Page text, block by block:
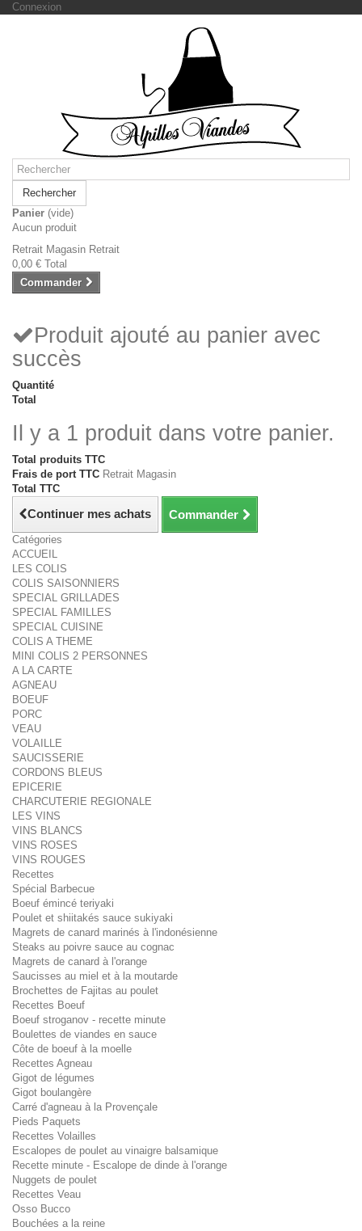
Connexion
Rechercher
Panier (vide)
Aucun produit
Retrait Magasin Retrait
0,00 € Total
Commander
Produit ajouté au panier avec
succès
Quantité
Total
Il y a 1 produit dans votre panier.
Total produits TTC
Frais de port TTC Retrait Magasin
Total TTC
Continuer mes achats Commander
Catégories
ACCUEIL
LES COLIS
COLIS SAISONNIERS
SPECIAL GRILLADES
SPECIAL FAMILLES
SPECIAL CUISINE
COLIS A THEME
MINI COLIS 2 PERSONNES
A LA CARTE
AGNEAU
BOEUF
PORC
VEAU
VOLAILLE
SAUCISSERIE
CORDONS BLEUS
EPICERIE
CHARCUTERIE REGIONALE
LES VINS
VINS BLANCS
VINS ROSES
VINS ROUGES
Recettes
Spécial Barbecue
Boeuf émincé teriyaki
Poulet et shiitakés sauce sukiyaki
Magrets de canard marinés à l'indonésienne
Steaks au poivre sauce au cognac
Magrets de canard à l'orange
Saucisses au miel et à la moutarde
Brochettes de Fajitas au poulet
Recettes Boeuf
Boeuf stroganov - recette minute
Boulettes de viandes en sauce
Côte de boeuf à la moelle
Recettes Agneau
Gigot de légumes
Gigot boulangère
Carré d'agneau à la Provençale
Pieds Paquets
Recettes Volailles
Escalopes de poulet au vinaigre balsamique
Recette minute - Escalope de dinde à l'orange
Nuggets de poulet
Recettes Veau
Osso Bucco
Bouchées a la reine